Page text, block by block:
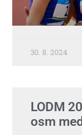
30. 8. 2024
LODM
osm